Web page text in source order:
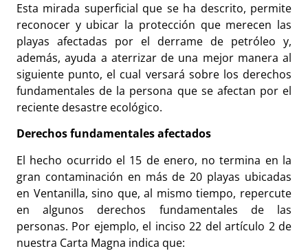
Esta mirada superficial que se ha descrito, permite
reconocer y ubicar la protección que merecen las
playas afectadas por el derrame de petróleo y,
además, ayuda a aterrizar de una mejor manera al
siguiente punto, el cual versará sobre los derechos
fundamentales de la persona que se afectan por el
reciente desastre ecológico.
Derechos fundamentales afectados
El hecho ocurrido el 15 de enero, no termina en la
gran contaminación en más de 20 playas ubicadas
en Ventanilla, sino que, al mismo tiempo, repercute
en algunos derechos fundamentales de las
personas. Por ejemplo, el inciso 22 del artículo 2 de
nuestra Carta Magna indica que: